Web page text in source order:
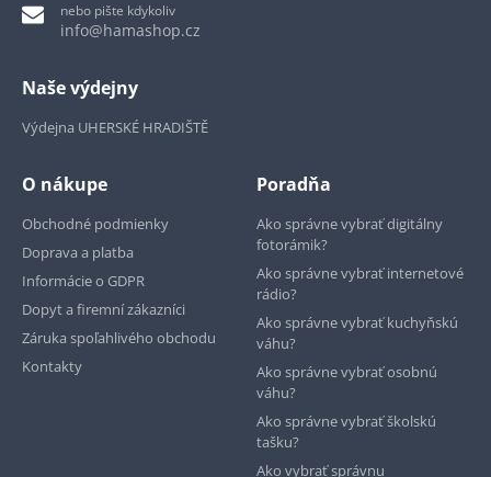
nebo pište kdykoliv
info@hamashop.cz
Naše výdejny
Výdejna UHERSKÉ HRADIŠTĚ
O nákupe
Obchodné podmienky
Doprava a platba
Informácie o GDPR
Dopyt a firemní zákazníci
Záruka spoľahlivého obchodu
Kontakty
Poradňa
Ako správne vybrať digitálny
fotorámik?
Ako správne vybrať internetové
rádio?
Ako správne vybrať kuchyňskú
váhu?
Ako správne vybrať osobnú
váhu?
Ako správne vybrať školskú
tašku?
Ako vybrať správnu